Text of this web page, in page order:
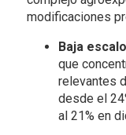
modificaciones
Baja
que
relevantes
desde el
al 21% en